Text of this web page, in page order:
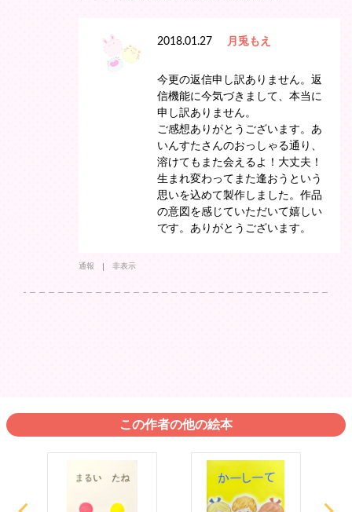
2018.01.27 月兎もえ
今更の返信申し訳ありません。返
信機能に今気づきまして、本当に
申し訳ありません。
ご感想ありがとうございます。あ
いんすたさんのおっしゃる通り、
溶けてもまた会えるよ！大丈夫！
生まれ変わってまた逢おうという
思いを込めて製作しました。作品
の意図を感じていただいて嬉しい
です。ありがとうございます。
通報 非表示
この作者の他の絵本